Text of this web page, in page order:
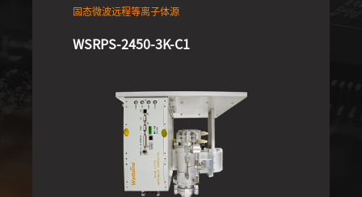
固态微波远程等离子体源
WSRPS-2450-3K-C1